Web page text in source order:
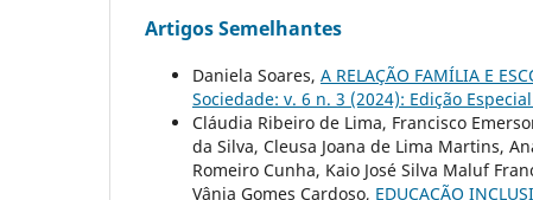
Artigos Semelhantes
Daniela Soares, A RELAÇÃO FAMÍLIA E
Sociedade: v. 6 n. 3 (2024): Edição
Cláudia Ribeiro de Lima, Francisco
da Silva, Cleusa Joana de Lima Martins,
Romeiro Cunha, Kaio José Silva Maluf
Vânia Gomes Cardoso, EDUCAÇÃO